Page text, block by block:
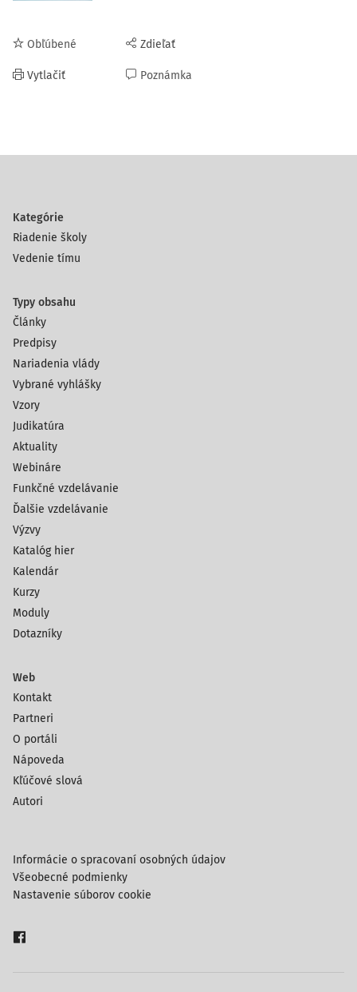
Obľúbené
Vytlačiť
Zdieľať
Poznámka
Kategórie
Riadenie školy
Vedenie tímu
Typy obsahu
Články
Predpisy
Nariadenia vlády
Vybrané vyhlášky
Vzory
Judikatúra
Aktuality
Webináre
Funkčné vzdelávanie
Ďalšie vzdelávanie
Výzvy
Katalóg hier
Kalendár
Kurzy
Moduly
Dotazníky
Web
Kontakt
Partneri
O portáli
Nápoveda
Kľúčové slová
Autori
Informácie o spracovaní osobných údajov
Všeobecné podmienky
Nastavenie súborov cookie